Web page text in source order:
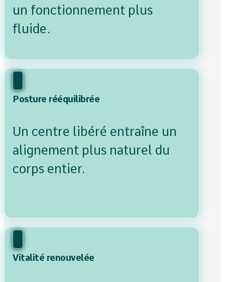
Posture rééquilibrée
Un centre libéré entraîne un
alignement plus naturel du
corps entier.
un fonctionnement plus
fluide.
Vitalité renouvelée